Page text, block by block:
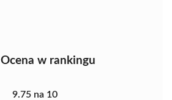
Ocena w rankingu
9.75 na 10